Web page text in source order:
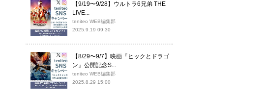
【9/19〜9/28】ウルトラ6兄弟 THE
LIVE...
teniteo WEB編集部
2025.9.19 09:30
【8/29〜9/7】映画『ヒックとドラゴ
ン』公開記念S...
teniteo WEB編集部
2025.8.29 15:00